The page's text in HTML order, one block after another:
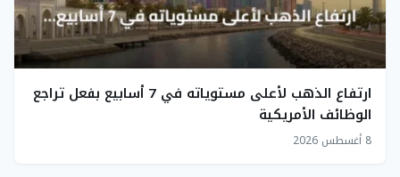
ارتفاع الذهب لأعلى مستوياته في 7 أسابيع بفعل تراجع
الوظائف الأمريكية
8 أغسطس 2026